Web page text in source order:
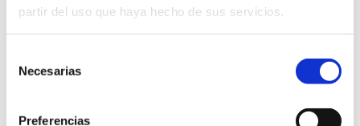
partir del uso que haya hecho de sus servicios.
Necesarias
Preferencias
Entre Os Ríos, la naturaleza, el agua, la piedra y
Casa Brandariz con la sostenibilidad y el respeto a la
naturaleza